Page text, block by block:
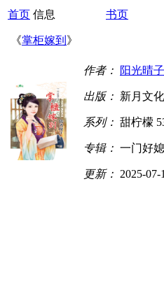
首页 信息 书页
《掌柜嫁到 》
作者： 阳光晴子
出版： 新月文
系列： 甜柠檬
专辑： 一门好
更新： 2025-07-